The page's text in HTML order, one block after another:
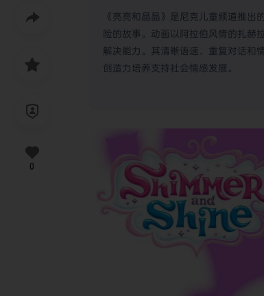
《亮亮和晶晶》是尼克儿童频道推
险的故事。动画以阿拉伯风情的扎赫
解决能力。其清晰语速、重复对话和
创造力培养支持社会情感发展。
0